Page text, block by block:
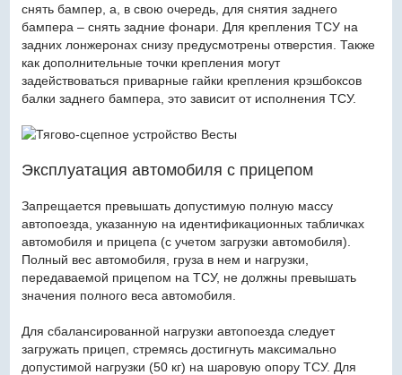
снять бампер, а, в свою очередь, для снятия заднего
бампера – снять задние фонари. Для крепления ТСУ на
задних лонжеронах снизу предусмотрены отверстия. Также
как дополнительные точки крепления могут
задействоваться приварные гайки крепления крэшбоксов
балки заднего бампера, это зависит от исполнения ТСУ.
Эксплуатация автомобиля с прицепом
Запрещается превышать допустимую полную массу
автопоезда, указанную на идентификационных табличках
автомобиля и прицепа (с учетом загрузки автомобиля).
Полный вес автомобиля, груза в нем и нагрузки,
передаваемой прицепом на ТСУ, не должны превышать
значения полного веса автомобиля.
Для сбалансированной нагрузки автопоезда следует
загружать прицеп, стремясь достигнуть максимально
допустимой нагрузки (50 кг) на шаровую опору ТСУ. Для